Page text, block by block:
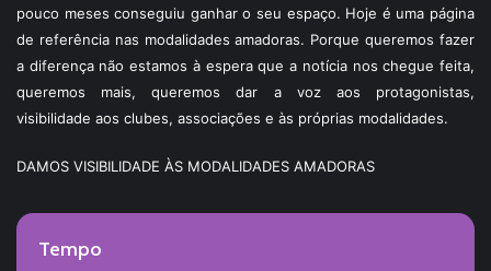
pouco meses conseguiu ganhar o seu espaço. Hoje é uma página
de referência nas modalidades amadoras. Porque queremos fazer
a diferença não estamos à espera que a notícia nos chegue feita,
queremos mais, queremos dar a voz aos protagonistas,
visibilidade aos clubes, associações e às próprias modalidades.
DAMOS VISIBILIDADE ÀS MODALIDADES AMADORAS
Tempo